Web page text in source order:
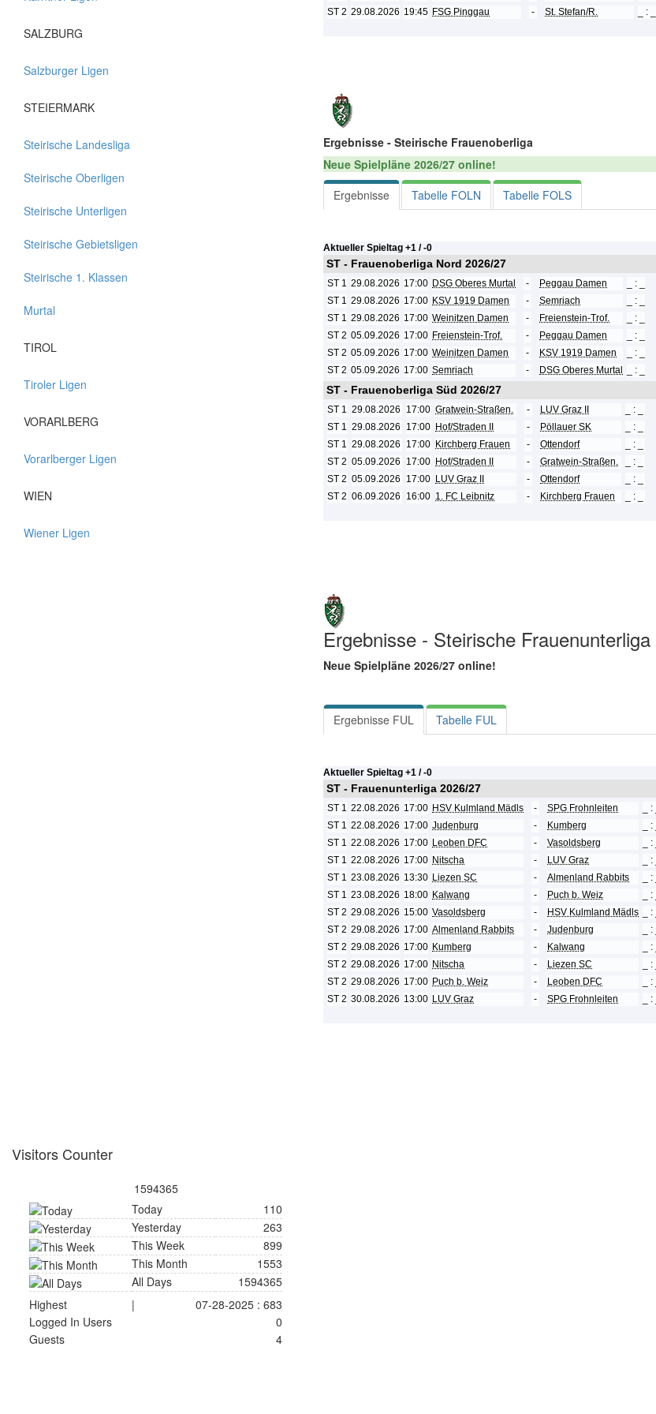
ST 2 29.08.2026 19:45 FSG Pinggau - St. Stefan/R. _ : _
Ergebnisse - Steirische Frauenoberliga
Neue Spielpläne 2026/27 online!
Ergebnisse
Tabelle FOLN Tabelle FOLS
Aktueller Spieltag +1 / -0
ST - Frauenoberliga Nord 2026/27
ST 1 29.08.2026 17:00 DSG Oberes Murtal - Peggau Damen
_ : _
ST 1 29.08.2026 17:00 KSV 1919 Damen - Semriach
_ : _
ST 1 29.08.2026 17:00 Weinitzen Damen - Freienstein-Trof.
_ : _
ST 2 05.09.2026 17:00 Freienstein-Trof. - Peggau Damen
_ : _
ST 2 05.09.2026 17:00 Weinitzen Damen - KSV 1919 Damen
_ : _
ST 2 05.09.2026 17:00 Semriach - DSG Oberes Murtal _ : _
ST - Frauenoberliga Süd 2026/27
ST 1 29.08.2026 17:00 Gratwein-Straßen. - LUV Graz II
_ : _
ST 1 29.08.2026 17:00 Hof/Straden II - Pöllauer SK
_ : _
ST 1 29.08.2026 17:00 Kirchberg Frauen - Ottendorf
_ : _
ST 2 05.09.2026 17:00 Hof/Straden II - Gratwein-Straßen.
_ : _
ST 2 05.09.2026 17:00 LUV Graz II - Ottendorf
_ : _
ST 2 06.09.2026 16:00 1. FC Leibnitz - Kirchberg Frauen _ : _
Ergebnisse - Steirische Frauenunterliga
Neue Spielpläne 2026/27 online!
Ergebnisse FUL Tabelle FUL
Aktueller Spieltag +1 / -0
ST - Frauenunterliga 2026/27
ST 1 22.08.2026 17:00 HSV Kulmland Mädls - SPG Frohnleiten
_ : _
ST 1 22.08.2026 17:00 Judenburg - Kumberg
_ : _
ST 1 22.08.2026 17:00 Leoben DFC - Vasoldsberg
_ : _
ST 1 22.08.2026 17:00 Nitscha - LUV Graz
_ : _
ST 1 23.08.2026 13:30 Liezen SC - Almenland Rabbits
_ : _
ST 1 23.08.2026 18:00 Kalwang - Puch b. Weiz
_ : _
ST 2 29.08.2026 15:00 Vasoldsberg - HSV Kulmland Mädls
_ : _
ST 2 29.08.2026 17:00 Almenland Rabbits - Judenburg
_ : _
ST 2 29.08.2026 17:00 Kumberg - Kalwang
_ : _
ST 2 29.08.2026 17:00 Nitscha - Liezen SC
_ : _
ST 2 29.08.2026 17:00 Puch b. Weiz - Leoben DFC
_ : _
ST 2 30.08.2026 13:00 LUV Graz - SPG Frohnleiten _ : _
SALZBURG
Salzburger Ligen
STEIERMARK
Steirische Landesliga
Steirische Oberligen
Steirische Unterligen
Steirische Gebietsligen
Steirische 1. Klassen
Murtal
TIROL
Tiroler Ligen
VORARLBERG
Vorarlberger Ligen
WIEN
Wiener Ligen
Visitors Counter
1594365
Today
110
Yesterday
263
This Week
899
This Month
1553
All Days
1594365
Highest
|
07-28-2025 : 683
Logged In Users
0
Guests
4